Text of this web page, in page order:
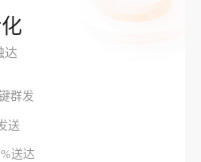
达
群发
送
送达